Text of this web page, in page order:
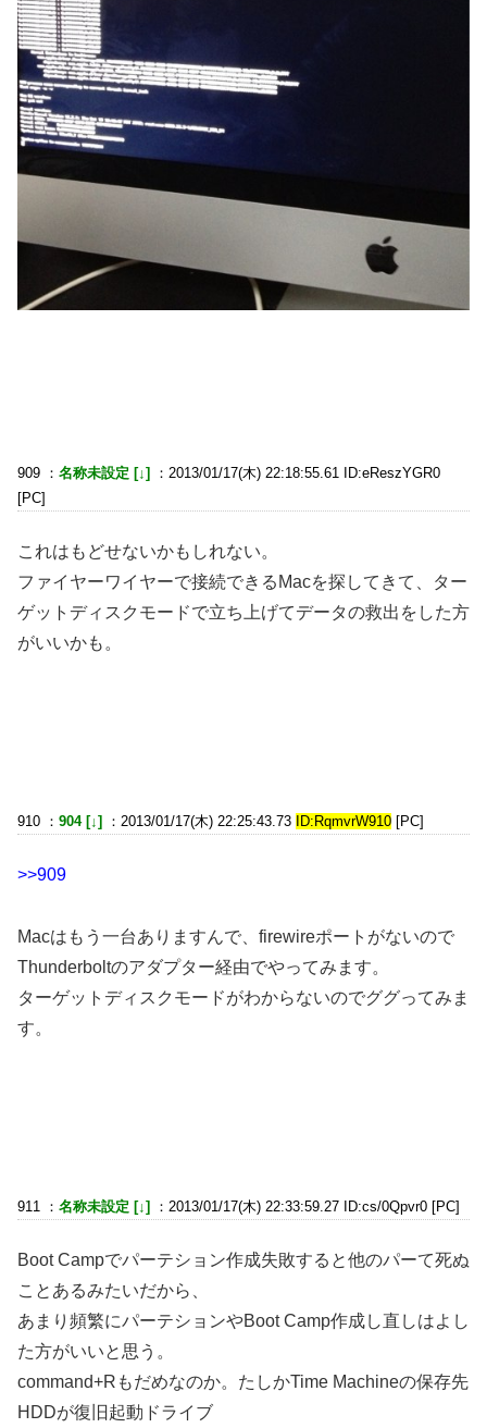
909 ： 名称未設定 [↓]
：2013/01/17(木) 22:18:55.61 ID:eReszYGR0
[PC]
これはもどせないかもしれない。
ファイヤーワイヤーで接続できるMacを探してきて、ター
ゲットディスクモードで立ち上げてデータの救出をした方
がいいかも。
910 ： 904 [↓] ：2013/01/17(木) 22:25:43.73 ID:RqmvrW910 [PC]
>>909
Macはもう一台ありますんで、firewireポートがないので
Thunderboltのアダプター経由でやってみます。
ターゲットディスクモードがわからないのでググってみま
す。
911 ： 名称未設定 [↓] ：2013/01/17(木) 22:33:59.27 ID:cs/0Qpvr0 [PC]
Boot Campでパーテション作成失敗すると他のパーて死ぬ
ことあるみたいだから、
あまり頻繁にパーテションやBoot Camp作成し直しはよし
た方がいいと思う。
command+Rもだめなのか。たしかTime Machineの保存先
HDDが復旧起動ドライブ